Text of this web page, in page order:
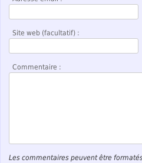
Site web (facultatif) :
Commentaire :
Les commentaires peuvent être